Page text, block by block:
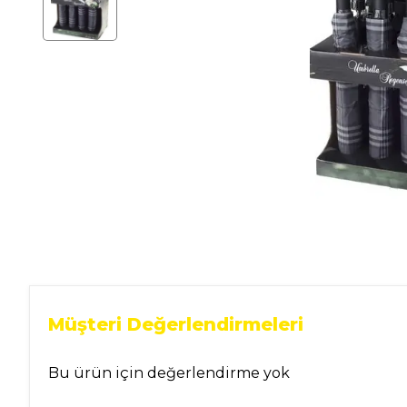
Ev Gereçleri
Malzemeleri
Müşteri Değerlendirmeleri
Bu ürün için değerlendirme yok